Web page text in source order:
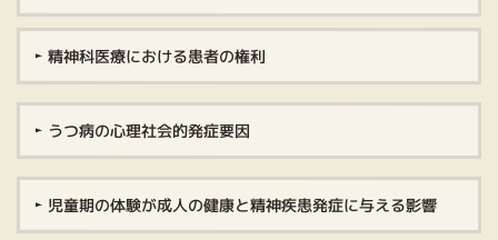
精神科医療における患者の権利
うつ病の心理社会的発症要因
児童期の体験が成人の健康と精神疾患発症に与える影響